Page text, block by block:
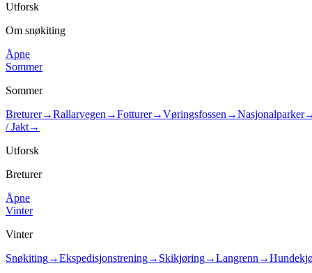
Utforsk
Om snøkiting
Åpne
Sommer
Sommer
Breturer→Rallarvegen →Fotturer→Vøringsfossen →Nasjonalparker
/ Jakt→
Utforsk
Breturer
Åpne
Vinter
Vinter
Snøkiting→Ekspedisjonstrening→ Skikjøring→Langrenn →